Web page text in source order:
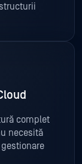
complet
necesită